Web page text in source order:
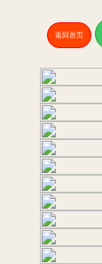
返回首页